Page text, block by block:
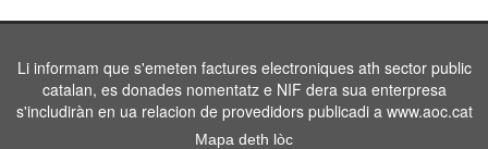
Li informam que s'emeten factures electroniques ath sector public
catalan, es donades nomentatz e NIF dera sua enterpresa
s'includiràn en ua relacion de provedidors publicadi a www.aoc.cat
Mapa deth lòc